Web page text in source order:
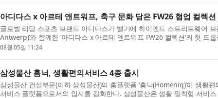
아디다스 x 아르테 앤트워프, 축구 문화 담은 FW26 협업 컬렉
글로벌 리딩 스포츠 브랜드 아디다스가 벨기에 하이엔드 스트리트웨어
Antwerp)’와 함께한 ‘아디다스 x 아르테 앤트워프 FW26 컬렉션’의 첫 드
앤트워프는 ...
08월 05일 11:24
삼성물산 홈닉, 생활편의서비스 4종 출시
삼성물산 건설부문(이하 삼성물산)의 홈플랫폼 ‘홈닉(Homeniq)’이 생활
서비스 플랫폼으로서의 입지를 강화한다. 삼성물산은 생활 밀착형 서비스